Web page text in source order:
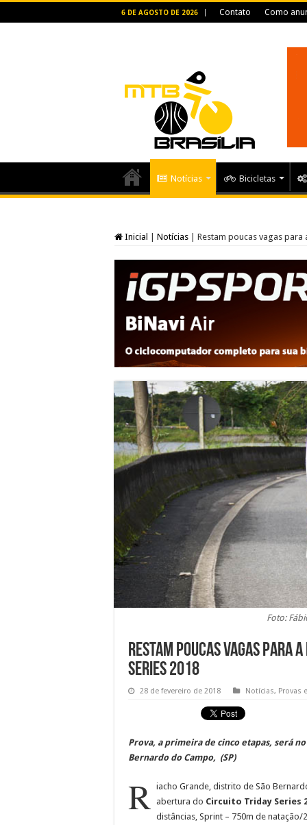
6 DE AGOSTO DE 2026 Contato Como
Notícias Bicicletas
Inicial Notícias Restam poucas vagas
Foto:
Restam poucas vagas para
Series 2018
28 de fevereiro de 2018 Notícias, Provas
Prova, a primeira de cinco etapas, será
Bernardo do Campo, (SP)
R iacho Grande, distrito de São
abertura do Circuito Triday Series
distâncias, Sprint – 750m de